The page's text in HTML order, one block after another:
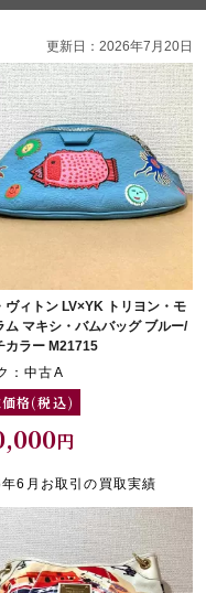
更新日：2026年7月20日
ヴィトン LV×YK トリヨン・モ
ム マキシ・バムバッグ ブルー/
カラー M21715
：中古A
格(税込)
円
6月お取引の買取実績